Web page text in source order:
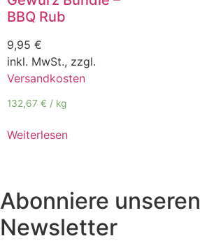
BBQ Rub
9,95 €
inkl. MwSt., zzgl.
Versandkosten
132,67 € / kg
Weiterlesen
Abonniere unseren
Newsletter